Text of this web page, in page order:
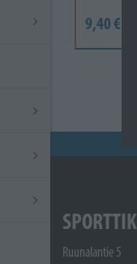
9,40 €
Ruunalantie 5